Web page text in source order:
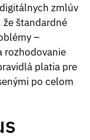
zmlúv
štandardné
–
rozhodovanie
platia pre
po celom